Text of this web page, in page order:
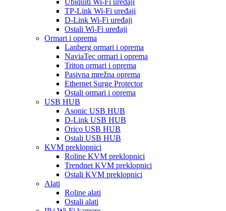
Ubiquiti Wi-Fi uređaji
TP-Link Wi-Fi uređaji
D-Link Wi-Fi uređaji
Ostali Wi-Fi uređaji
Ormari i oprema
Lanberg ormari i oprema
NaviaTec ormari i oprema
Triton ormari i oprema
Pasivna mrežna oprema
Ethernet Surge Protector
Ostali ormari i oprema
USB HUB
Asonic USB HUB
D-Link USB HUB
Orico USB HUB
Ostali USB HUB
KVM preklopnici
Roline KVM preklopnici
Trendnet KVM preklopnici
Ostali KVM preklopnici
Alati
Roline alati
Ostali alati